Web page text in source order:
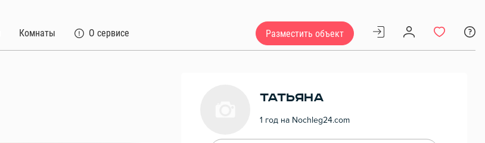
Комнаты О сервисе Разместить объект
Татьяна
1 год на Nochleg24.com